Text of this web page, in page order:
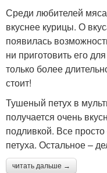
Среди любителей
вкуснее курицы. О
появилась
ни приготовить его
только более
стоит!
Тушеный петух в
получается очень
подливкой. Все
петуха. Остальное –
читать дальше →